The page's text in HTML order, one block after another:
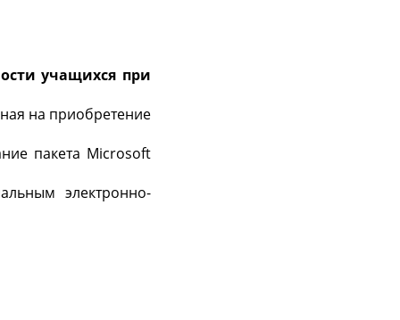
учащихся при
на приобретение
пакета Microsoft
электронно-